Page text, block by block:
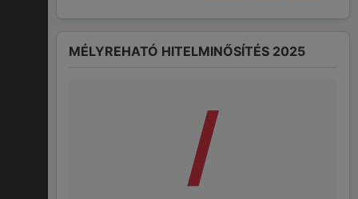
MÉLYREHATÓ HITELMINŐSÍTÉS 2025
/